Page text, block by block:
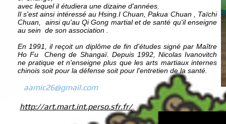
avec lequel il étudiera une dizaine d'années.
Il s'est ainsi intéressé au Hsing.I Chuan, Pakua Chuan , Taïchi
Chuan, ainsi qu'au Qi Gong martial et de santé qu'il enseigne
au sein de son association .
En 1991, il reçoit un diplôme de fin d'études signé par Maître
Ho Fu Cheng de Shangaï. Depuis 1992, Nicolas Ivanovitch
ne pratique et n'enseigne plus que les arts martiaux internes
chinois soit pour la défense soit pour l'entretien de la santé.
aamic26@gmail.com
http://art.mart.int.perso.sfr.fr/